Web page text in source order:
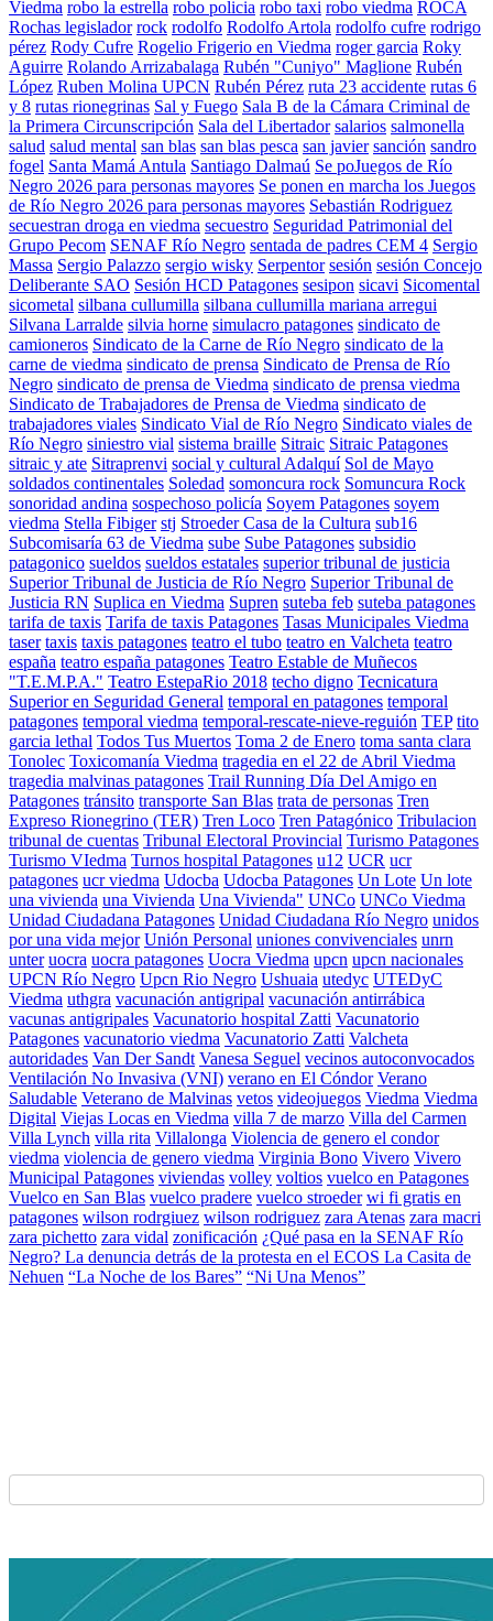
Viedma robo la estrella robo policia robo taxi robo viedma ROCA
Rochas legislador rock rodolfo Rodolfo Artola rodolfo cufre rodrigo
pérez Rody Cufre Rogelio Frigerio en Viedma roger garcia Roky
Aguirre Rolando Arrizabalaga Rubén "Cuniyo" Maglione Rubén
López Ruben Molina UPCN Rubén Pérez ruta 23 accidente rutas 6
y 8 rutas rionegrinas Sal y Fuego Sala B de la Cámara Criminal de
la Primera Circunscripción Sala del Libertador salarios salmonella
salud salud mental san blas san blas pesca san javier sanción sandro
fogel Santa Mamá Antula Santiago Dalmaú Se poJuegos de Río
Negro 2026 para personas mayores Se ponen en marcha los Juegos
de Río Negro 2026 para personas mayores Sebastián Rodriguez
secuestran droga en viedma secuestro Seguridad Patrimonial del
Grupo Pecom SENAF Río Negro sentada de padres CEM 4 Sergio
Massa Sergio Palazzo sergio wisky Serpentor sesión sesión Concejo
Deliberante SAO Sesión HCD Patagones sesipon sicavi Sicomental
sicometal silbana cullumilla silbana cullumilla mariana arregui
Silvana Larralde silvia horne simulacro patagones sindicato de
camioneros Sindicato de la Carne de Río Negro sindicato de la
carne de viedma sindicato de prensa Sindicato de Prensa de Río
Negro sindicato de prensa de Viedma sindicato de prensa viedma
Sindicato de Trabajadores de Prensa de Viedma sindicato de
trabajadores viales Sindicato Vial de Río Negro Sindicato viales de
Río Negro siniestro vial sistema braille Sitraic Sitraic Patagones
sitraic y ate Sitraprenvi social y cultural Adalquí Sol de Mayo
soldados continentales Soledad somoncura rock Somuncura Rock
sonoridad andina sospechoso policía Soyem Patagones soyem
viedma Stella Fibiger stj Stroeder Casa de la Cultura sub16
Subcomisaría 63 de Viedma sube Sube Patagones subsidio
patagonico sueldos sueldos estatales superior tribunal de justicia
Superior Tribunal de Justicia de Río Negro Superior Tribunal de
Justicia RN Suplica en Viedma Supren suteba feb suteba patagones
tarifa de taxis Tarifa de taxis Patagones Tasas Municipales Viedma
taser taxis taxis patagones teatro el tubo teatro en Valcheta teatro
españa teatro españa patagones Teatro Estable de Muñecos
"T.E.M.P.A." Teatro EstepaRio 2018 techo digno Tecnicatura
Superior en Seguridad General temporal en patagones temporal
patagones temporal viedma temporal-rescate-nieve-reguión TEP tito
garcia lethal Todos Tus Muertos Toma 2 de Enero toma santa clara
Tonolec Toxicomanía Viedma tragedia en el 22 de Abril Viedma
tragedia malvinas patagones Trail Running Día Del Amigo en
Patagones tránsito transporte San Blas trata de personas Tren
Expreso Rionegrino (TER) Tren Loco Tren Patagónico Tribulacion
tribunal de cuentas Tribunal Electoral Provincial Turismo Patagones
Turismo VIedma Turnos hospital Patagones u12 UCR ucr
patagones ucr viedma Udocba Udocba Patagones Un Lote Un lote
una vivienda una Vivienda Una Vivienda" UNCo UNCo Viedma
Unidad Ciudadana Patagones Unidad Ciudadana Río Negro unidos
por una vida mejor Unión Personal uniones convivenciales unrn
unter uocra uocra patagones Uocra Viedma upcn upcn nacionales
UPCN Río Negro Upcn Rio Negro Ushuaia utedyc UTEDyC
Viedma uthgra vacunación antigripal vacunación antirrábica
vacunas antigripales Vacunatorio hospital Zatti Vacunatorio
Patagones vacunatorio viedma Vacunatorio Zatti Valcheta
autoridades Van Der Sandt Vanesa Seguel vecinos autoconvocados
Ventilación No Invasiva (VNI) verano en El Cóndor Verano
Saludable Veterano de Malvinas vetos videojuegos Viedma Viedma
Digital Viejas Locas en Viedma villa 7 de marzo Villa del Carmen
Villa Lynch villa rita Villalonga Violencia de genero el condor
viedma violencia de genero viedma Virginia Bono Vivero Vivero
Municipal Patagones viviendas volley voltios vuelco en Patagones
Vuelco en San Blas vuelco pradere vuelco stroeder wi fi gratis en
patagones wilson rodrgiuez wilson rodriguez zara Atenas zara macri
zara pichetto zara vidal zonificación ¿Qué pasa en la SENAF Río
Negro? La denuncia detrás de la protesta en el ECOS La Casita de
Nehuen “La Noche de los Bares” “Ni Una Menos”